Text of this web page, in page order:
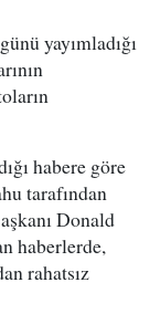
yayımladığı
habere göre
tarafından
Donald
haberlerde,
rahatsız